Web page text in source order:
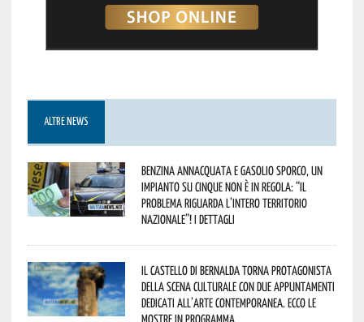
ALTRE NEWS
Benzina annacquata e gasolio sporco, un
impianto su cinque non è in regola: “il
problema riguarda l’intero territorio
Nazionale”! I dettagli
Il Castello di Bernalda torna protagonista
della scena culturale con due appuntamenti
dedicati all’arte contemporanea. Ecco le
mostre in programma